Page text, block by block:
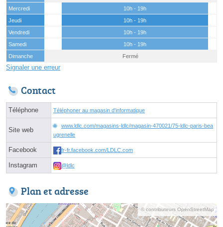
Mercredi
10h - 19h
Jeudi
10h - 19h
Vendredi
10h - 19h
Samedi
10h - 19h
Dimanche
Fermé
Signaler une erreur
Contact
Téléphone Téléphoner au magasin d'informatique
Site web
www.ldlc.com/magasins-ldlc/magasin-470021/75-ldlc-paris-bea
ugrenelle
Facebook fr-fr.facebook.com/LDLC.com
Instagram @ldlc
Plan et adresse
© contributeurs OpenStreetMap